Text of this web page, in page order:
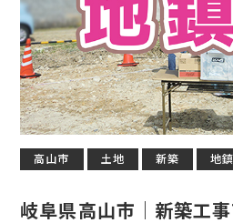
高山市 土地 新築
地
岐阜県高山市｜新築工